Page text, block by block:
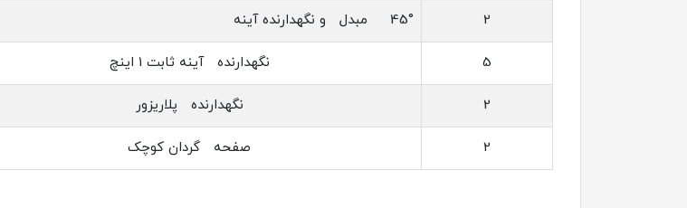
2 45° مبدل و نگه‏دارنده آینه
5 نگه‏دارنده آینه ثابت 1 اینچ
2 نگه‏دارنده پلاریزور
2 صفحه گردان کوچک